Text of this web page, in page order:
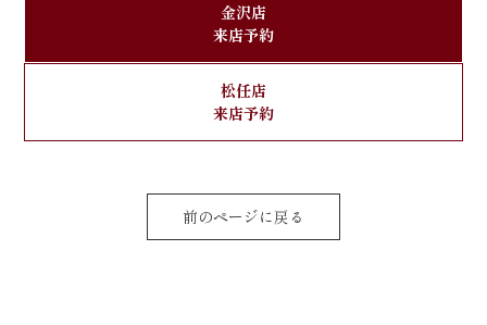
金沢店
来店予約
松任店
来店予約
前のページに戻る